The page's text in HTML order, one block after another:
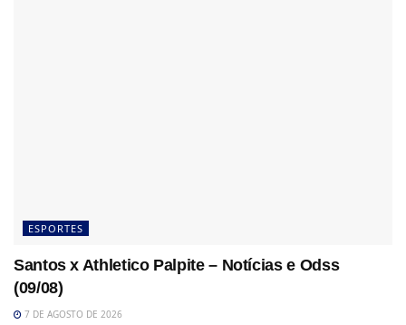
ESPORTES
Santos x Athletico Palpite – Notícias e Odss
(09/08)
7 DE AGOSTO DE 2026